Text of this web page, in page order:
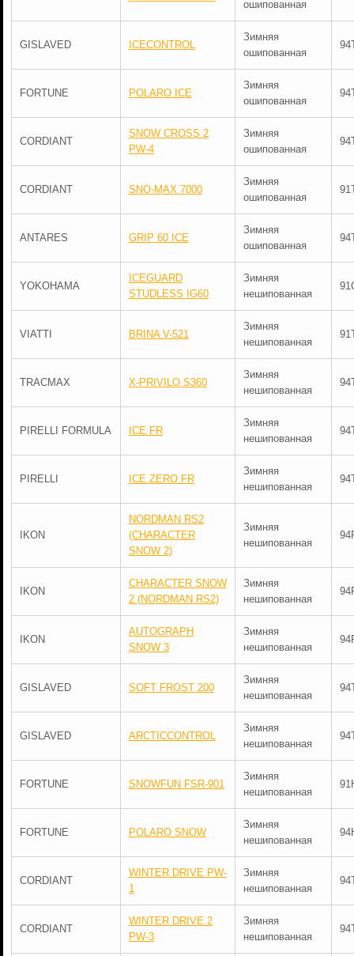
ошипованная
GISLAVED ICECONTROL
Зимняя
ошипованная
FORTUNE POLARO ICE
Зимняя
ошипованная
CORDIANT
SNOW CROSS 2
PW-4
Зимняя
ошипованная
CORDIANT SNO-MAX 7000
Зимняя
ошипованная
ANTARES GRIP 60 ICE
Зимняя
ошипованная
YOKOHAMA
ICEGUARD
STUDLESS IG60
Зимняя
нешипованная
VIATTI BRINA V-521
Зимняя
нешипованная
TRACMAX X-PRIVILO S360
Зимняя
нешипованная
PIRELLI FORMULA ICE FR
Зимняя
нешипованная
PIRELLI ICE ZERO FR
Зимняя
нешипованная
IKON
NORDMAN RS2
(CHARACTER
SNOW 2)
Зимняя
нешипованная
IKON
CHARACTER SNOW
2 (NORDMAN RS2)
Зимняя
нешипованная
IKON
AUTOGRAPH
SNOW 3
Зимняя
нешипованная
GISLAVED SOFT FROST 200
Зимняя
нешипованная
GISLAVED ARCTICCONTROL
Зимняя
нешипованная
FORTUNE SNOWFUN FSR-901
Зимняя
нешипованная
FORTUNE POLARO SNOW
Зимняя
нешипованная
CORDIANT
WINTER DRIVE PW-
1
Зимняя
нешипованная
CORDIANT
WINTER DRIVE 2
PW-3
Зимняя
нешипованная